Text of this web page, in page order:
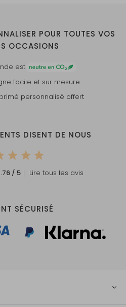
POUR TOUTES VOS
OCCASIONS
est
facile et sur mesure
personnalisé offert
DISENT DE NOUS
/ 5 ｜ Lire tous les avis
SÉCURISÉ